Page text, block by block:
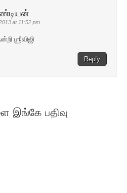
at 11:52 pm
ஶ்ரீவிஜி
Reply
இங்கே பதிவு